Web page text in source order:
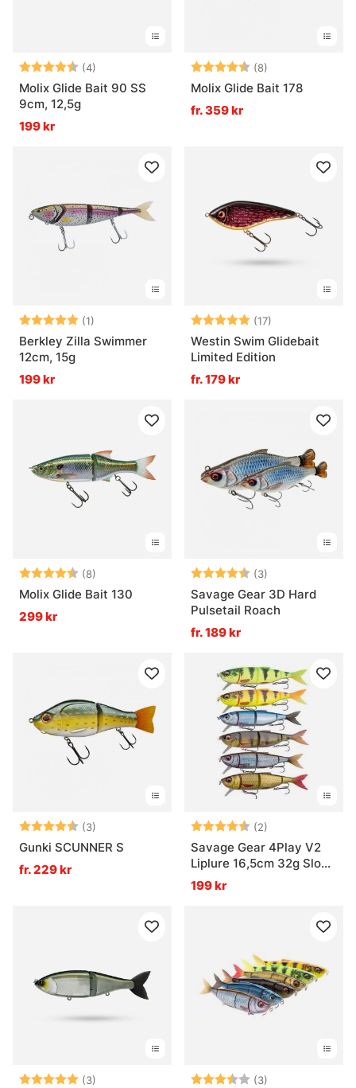
Betyg: (4)
4.3 utav 5 stjärnor
Molix Glide Bait 90 SS
9cm, 12,5g
199 kr
Betyg: (8)
Molix Glide Bait 178
fr. 359 kr
Betyg: (1)
5.0 utav 5 stjärnor
Berkley Zilla Swimmer
12cm, 15g
199 kr
Betyg: (17)
Westin Swim Glidebait
Limited Edition
fr. 179 kr
Betyg: (8)
4.3 utav 5 stjärnor
Molix Glide Bait 130
299 kr
Betyg: (3)
Savage Gear 3D Hard
Pulsetail Roach
fr. 189 kr
Betyg: (3)
4.7 utav 5 stjärnor
Gunki SCUNNER S
fr. 229 kr
Betyg: (2)
Savage Gear 4Play V2
Liplure 16,5cm 32g Slow
Float
199 kr
Betyg: (3)
5.0 utav 5 stjärnorBetyg: (3)